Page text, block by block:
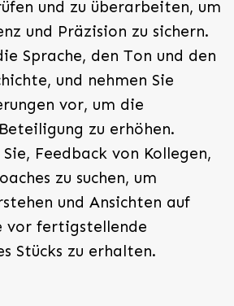
und zu überarbeiten, um
und Präzision zu sichern.
Sprache, den Ton und den
und nehmen Sie
vor, um die
zu erhöhen.
Feedback von Kollegen,
zu suchen, um
und Ansichten auf
vor fertigstellende
Stücks zu erhalten.